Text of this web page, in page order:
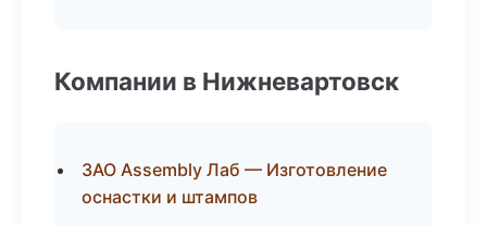
Компании в Нижневартовск
ЗАО Assembly Лаб — Изготовление
оснастки и штампов